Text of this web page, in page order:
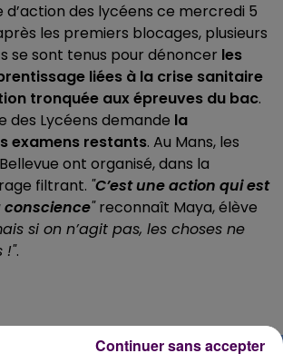
d’action des lycéens ce mercredi 5
les premiers blocages, plusieurs
se sont tenus pour dénoncer les
liées à la crise sanitaire
tronquée aux épreuves du bac.
des Lycéens demande la
examens restants. Au Mans, les
ont organisé, dans la
filtrant. "C’est une action qui est
conscience"reconnaît Maya, élève
si on n’agit pas, les choses ne
!".
Continuer sans accepter